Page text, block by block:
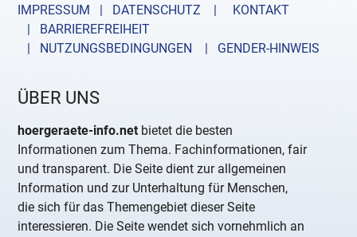
IMPRESSUM | DATENSCHUTZ |
KONTAKT
| BARRIEREFREIHEIT
| NUTZUNGSBEDINGUNGEN
| GENDER-HINWEIS
ÜBER UNS
hoergeraete-info.net bietet die besten
Informationen zum Thema. Fachinformationen, fair
und transparent. Die Seite dient zur allgemeinen
Information und zur Unterhaltung für Menschen,
die sich für das Themengebiet dieser Seite
interessieren. Die Seite wendet sich vornehmlich an